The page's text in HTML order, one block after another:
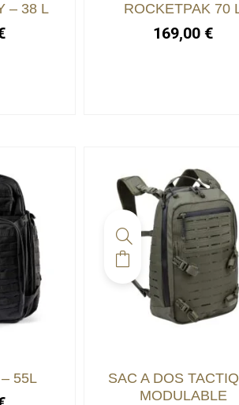
– 38 L ROCKETPAK 70
169,00€
55L
SAC A DOS
MODULABLE